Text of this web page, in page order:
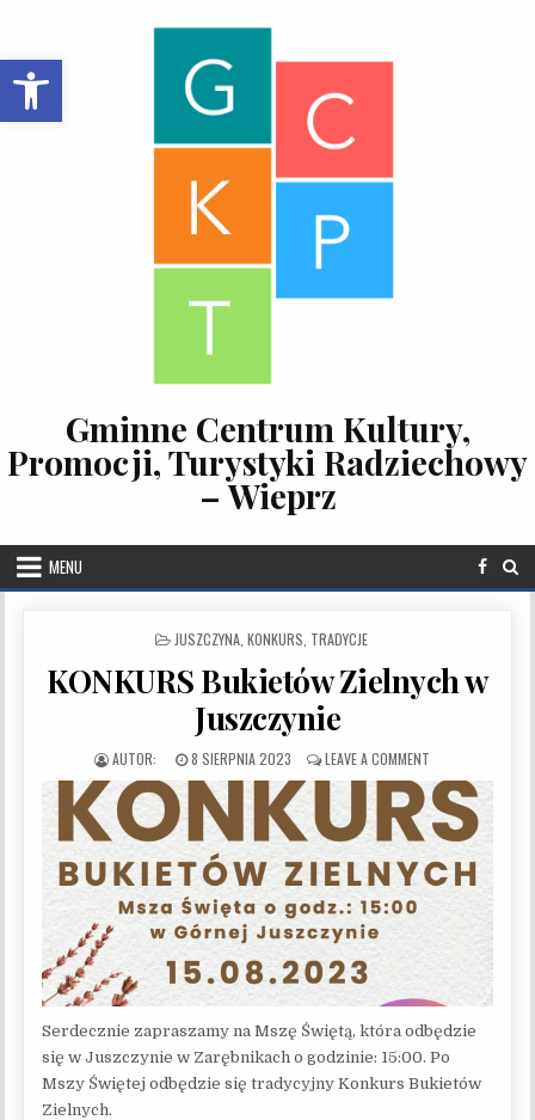
Open toolbar
Gminne Centrum Kultury,
Promocji, Turystyki Radziechowy
– Wieprz
MENU
POSTED IN
JUSZCZYNA KONKURS TRADYCJE
KONKURS Bukietów Zielnych w
Juszczynie
PUBLISHED DATE:
8 SIERPNIA 2023 LEAVE A COMMENTON KONKURS
Serdecznie zapraszamy na Mszę Świętą, która odbędzie
się w Juszczynie w Zarębnikach o godzinie: 15:00. Po
Mszy Świętej odbędzie się tradycyjny Konkurs Bukietów
Zielnych.